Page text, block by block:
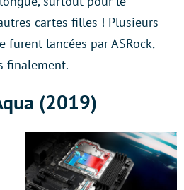
cartes filles ! Plusieurs
furent lancées par ASRock,
finalement.
(2019)